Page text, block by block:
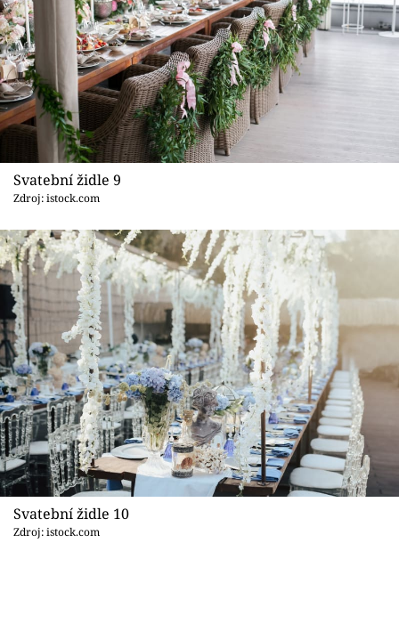
Svatební židle 9
Zdroj: istock.com
Svatební židle 10
Zdroj: istock.com